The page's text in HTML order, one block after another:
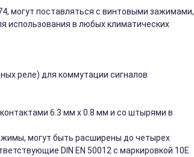
могут поставляться с винтовыми зажимами,
использования в любых климатических
реле) для коммутации сигналов
6.3 мм x 0.8 мм и со штырями в
могут быть расширены до четырех
DIN EN 50012 с маркировкой 10E